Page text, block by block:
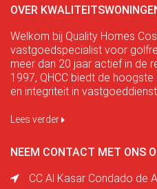
OVER
Welkom bij Quality Homes
vastgoedspecialist voor
meer dan 20 jaar actief in de
1997, QHCC biedt de
en integriteit in
Lees verder
NEEM CONTACT MET ONS
CC Al Kasar Condado de